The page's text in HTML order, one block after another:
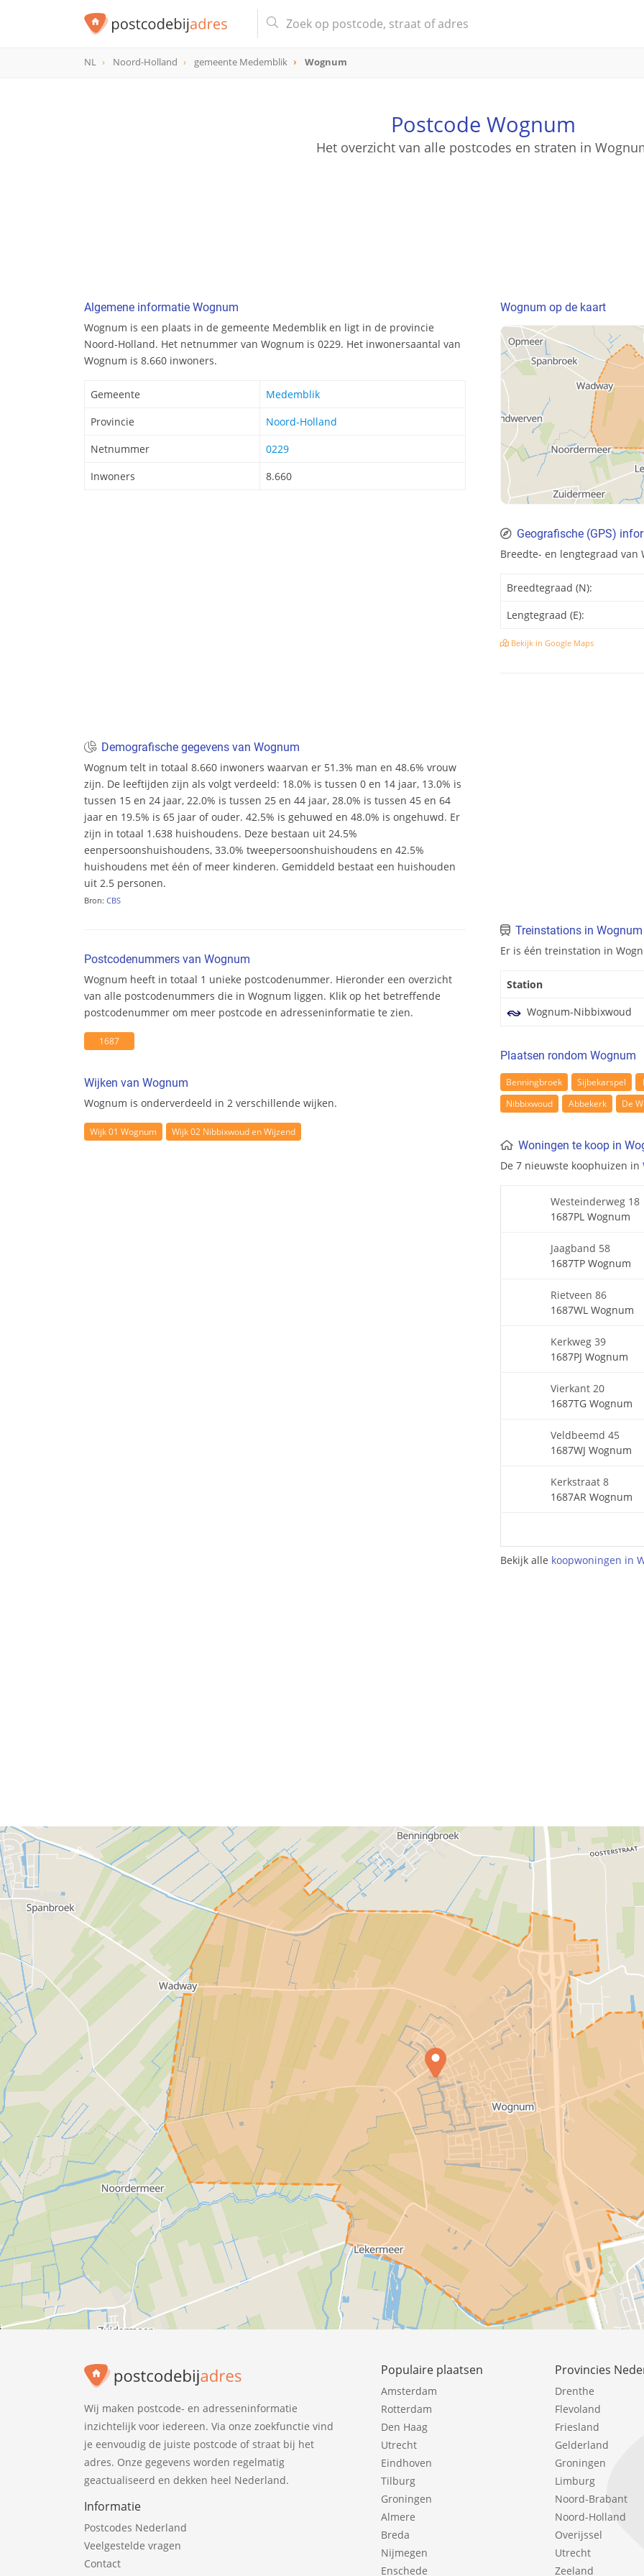
NL Noord-Holland gemeente Medemblik Wognum
Postcode Wognum
Het overzicht van alle postcodes en straten in
Algemene informatie Wognum
Wognum is een plaats in de gemeente Medemblik en ligt in de provincie
Noord-Holland. Het netnummer van Wognum is 0229. Het inwonersaantal van
Wognum is 8.660 inwoners.
Gemeente
Medemblik
Provincie
Noord-Holland
Netnummer
0229
Inwoners
8.660
Demografische gegevens van Wognum
Wognum telt in totaal 8.660 inwoners waarvan er 51.3% man en 48.6% vrouw
zijn. De leeftijden zijn als volgt verdeeld: 18.0% is tussen 0 en 14 jaar, 13.0% is
tussen 15 en 24 jaar, 22.0% is tussen 25 en 44 jaar, 28.0% is tussen 45 en 64
jaar en 19.5% is 65 jaar of ouder. 42.5% is gehuwed en 48.0% is ongehuwd. Er
zijn in totaal 1.638 huishoudens. Deze bestaan uit 24.5%
eenpersoonshuishoudens, 33.0% tweepersoonshuishoudens en 42.5%
huishoudens met één of meer kinderen. Gemiddeld bestaat een huishouden
uit 2.5 personen.
Bron: CBS
Postcodenummers van Wognum
Wognum heeft in totaal 1 unieke postcodenummer. Hieronder een overzicht
van alle postcodenummers die in Wognum liggen. Klik op het betreffende
postcodenummer om meer postcode en adresseninformatie te zien.
1687
Wijken van Wognum
Wognum is onderverdeeld in 2 verschillende wijken.
Wijk 01 Wognum Wijk 02 Nibbixwoud en Wijzend
Wognum op de kaart
Geografische (GPS)
Breedte- en lengtegraad van
Breedtegraad (N):
Lengtegraad (E):
Bekijk in Google Maps
Treinstations in Wognum
Er is één treinstation in
Station
Wognum-Nibbixwoud
Plaatsen rondom Wognum
Benningbroek Sijbekarspel
Nibbixwoud
Abbekerk De
Woningen te koop in
De 7 nieuwste koophuizen in
Westeinderweg 18
1687PL Wognum
Jaagband 58
1687TP Wognum
Rietveen 86
1687WL Wognum
Kerkweg 39
1687PJ Wognum
Vierkant 20
1687TG Wognum
Veldbeemd 45
1687WJ Wognum
Kerkstraat 8
1687AR Wognum
Bekijk alle koopwoningen in
Wij maken postcode- en adresseninformatie
inzichtelijk voor iedereen. Via onze zoekfunctie vind
je eenvoudig de juiste postcode of straat bij het
adres. Onze gegevens worden regelmatig
geactualiseerd en dekken heel Nederland.
Informatie
Postcodes Nederland
Veelgestelde vragen
Contact
Populaire plaatsen
Amsterdam
Rotterdam
Den Haag
Utrecht
Eindhoven
Tilburg
Groningen
Almere
Breda
Nijmegen
Enschede
Provincies
Drenthe
Flevoland
Friesland
Gelderland
Groningen
Limburg
Noord-Brabant
Noord-Holland
Overijssel
Utrecht
Zeeland